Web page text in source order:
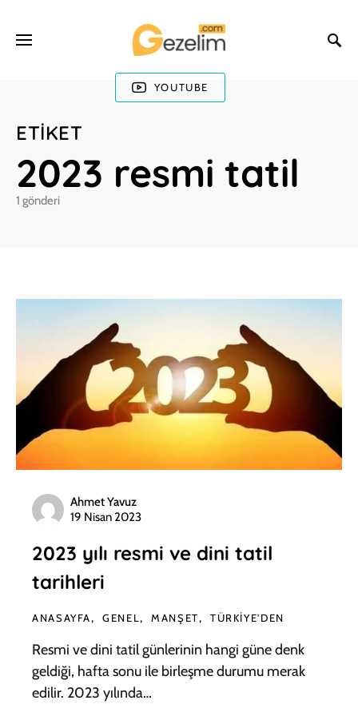
YOUTUBE
ETIKET
2023 resmi tatil
1 gönderi
Ahmet Yavuz
19 Nisan 2023
2023 yılı resmi ve dini tatil
tarihleri
ANASAYFA GENEL MANŞET TÜRKIYE'DEN
Resmi ve dini tatil günlerinin hangi güne denk
geldiği, hafta sonu ile birleşme durumu merak
edilir. 2023 yılında…